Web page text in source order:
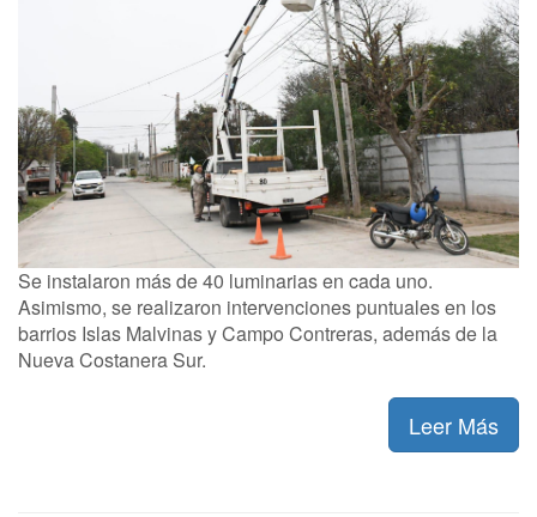
Se instalaron más de 40 luminarias en cada uno.
Asimismo, se realizaron intervenciones puntuales en los
barrios Islas Malvinas y Campo Contreras, además de la
Nueva Costanera Sur.
Leer Más